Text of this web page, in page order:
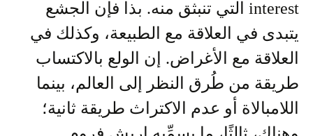
interest التي تنبثق منه. بذا فإن الجشع
يتبدى في العلاقة مع الطبيعة، وكذلك في
العلاقة مع الأغراض. إن الولع بالاكتساب
طريقة من طُرق النظر إلى العالم، بينما
اللامبالاة أو عدم الاكتراث طريقة ثانية؛